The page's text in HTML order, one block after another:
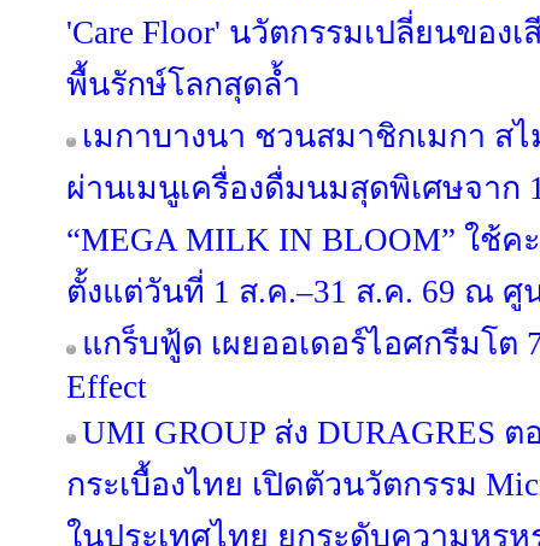
'Care Floor' นวัตกรรมเปลี่ยนของ
พื้นรักษ์โลกสุดล้ำ
เมกาบางนา ชวนสมาชิกเมกา ส
ผ่านเมนูเครื่องดื่มนมสุดพิเศษจาก
“MEGA MILK IN BLOOM” ใช้
ตั้งแต่วันที่ 1 ส.ค.–31 ส.ค. 69 ณ ศู
แกร็บฟู้ด เผยออเดอร์ไอศกรีมโต
Effect
UMI GROUP ส่ง DURAGRES
กระเบื้องไทย เปิดตัวนวัตกรรม
ในประเทศไทย ยกระดับความหรู